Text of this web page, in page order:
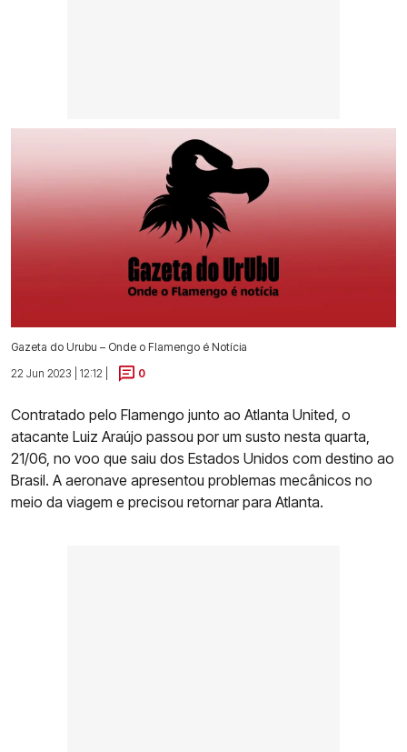
Gazeta do Urubu – Onde o Flamengo é Notícia
22 Jun 2023 | 12:12 |
0
Contratado pelo Flamengo junto ao Atlanta United, o
atacante Luiz Araújo passou por um susto nesta quarta,
21/06, no voo que saiu dos Estados Unidos com destino ao
Brasil. A aeronave apresentou problemas mecânicos no
meio da viagem e precisou retornar para Atlanta.